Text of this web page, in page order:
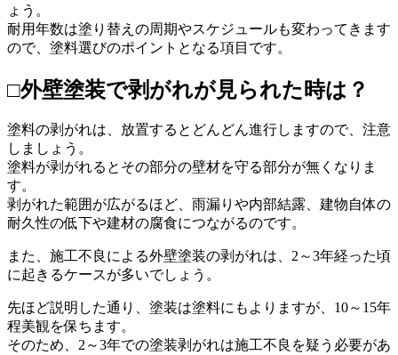
ょう。
耐用年数は塗り替えの周期やスケジュールも変わってきます
ので、塗料選びのポイントとなる項目です。
□外壁塗装で剥がれが見られた時は？
塗料の剥がれは、放置するとどんどん進行しますので、注意
しましょう。
塗料が剥がれるとその部分の壁材を守る部分が無くなりま
す。
剥がれた範囲が広がるほど、雨漏りや内部結露、建物自体の
耐久性の低下や建材の腐食につながるのです。
また、施工不良による外壁塗装の剥がれは、2～3年経った頃
に起きるケースが多いでしょう。
先ほど説明した通り、塗装は塗料にもよりますが、10～15年
程美観を保ちます。
そのため、2～3年での塗装剥がれは施工不良を疑う必要があ